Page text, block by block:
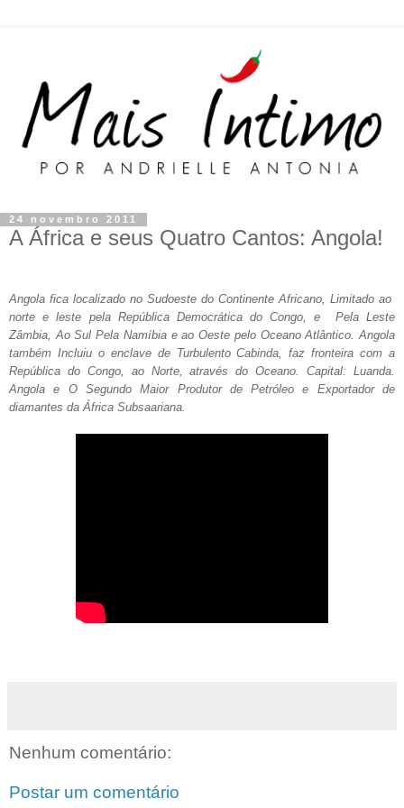
24 novembro 2011
A África e seus Quatro Cantos: Angola!
Angola fica localizado no Sudoeste do Continente Africano, Limitado ao
norte e leste pela República Democrática do Congo, e Pela Leste
Zâmbia, Ao Sul Pela Namíbia e ao Oeste pelo Oceano Atlântico. Angola
também Incluiu o enclave de Turbulento Cabinda, faz fronteira com a
República do Congo, ao Norte, através do Oceano. Capital: Luanda.
Angola e O Segundo Maior Produtor de Petróleo e Exportador de
diamantes da África Subsaariana.
Nenhum comentário:
Postar um comentário